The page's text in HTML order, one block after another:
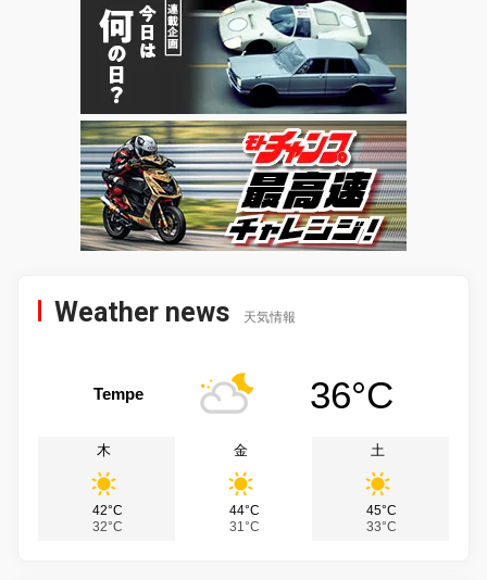
Weather news 天気情報
Tempe 36°C
木
42°C
32°C
金
44°C
31°C
土
45°C
33°C